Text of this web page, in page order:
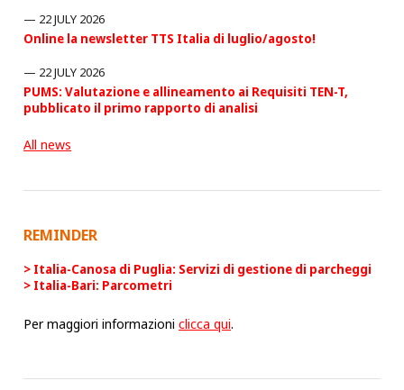
22 JULY 2026
Online la newsletter TTS Italia di luglio/agosto!
22 JULY 2026
PUMS: Valutazione e allineamento ai Requisiti TEN-T,
pubblicato il primo rapporto di analisi
All news
REMINDER
Italia-Canosa di Puglia: Servizi di gestione di parcheggi
Italia-Bari: Parcometri
Per maggiori informazioniclicca qui.